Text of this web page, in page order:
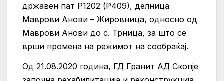
државен пат Р1202 (Р409), делница
Маврови Анови – Жировница, односно од
Маврови Анови до с. Трница, за што се
врши промена на режимот на сообраќај.
Од 21.08.2020 година, ГД Гранит АД Скопје